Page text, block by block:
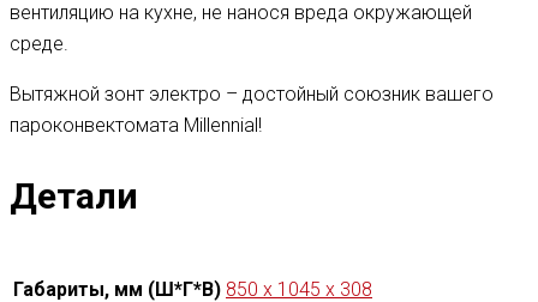
вентиляцию на кухне, не нанося вреда окружающей
среде.
Вытяжной зонт электро – достойный союзник вашего
пароконвектомата Millennial!
Детали
Габариты, мм (Ш*Г*В) 850 x 1045 x 308